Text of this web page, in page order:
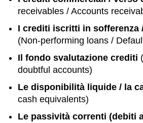
receivables / Accounts
I crediti iscritti in sofferenza
(Non-performing loans /
Il fondo svalutazione crediti
doubtful accounts)
Le disponibilità liquide / la
cash equivalents)
Le passività correnti (debiti